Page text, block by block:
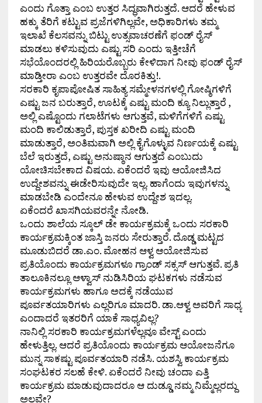
ಎಂದು ಗೊತ್ತಾ ಎಂಬ ಉತ್ತರ ಸಿದ್ಧವಾಗಿರುತ್ತದೆ. ಆದರೆ ಹೇಳುವ
ಹಕ್ಕು ತೆರಿಗೆ ಕಟ್ಟುವ ಪ್ರಜೆಗಳಿಗಿಲ್ಲವೇ, ಅಧಿಕಾರಿಗಳು ತಮ್ಮ
ಇಲಾಖೆ ಕೆಲಸವನ್ನು ಬಿಟ್ಟು ಉತ್ಸವಾಚರಣೆಗೆ ಫಂಡ್ ರೈಸ್
ಮಾಡಲು ಕಳಿಸುವುದು ಎಷ್ಟು ಸರಿ ಎಂದು ಇತ್ತೀಚೆಗೆ
ಸಭೆಯೊಂದರಲ್ಲಿ ಹಿರಿಯರೊಬ್ಬರು ಕೇಳಿದಾಗ ನೀವು ಫಂಡ್ ರೈಸ್
ಮಾಡ್ತೀರಾ ಎಂಬ ಉತ್ತರವೇ ದೊರಕಿತ್ತು!.
ಸರಕಾರಿ ಕೃಪಾಪೋಷಿತ ಸಾಹಿತ್ಯ ಸಮ್ಮೇಳನಗಳಲ್ಲಿ ಗೋಷ್ಠಿಗಳಿಗೆ
ಎಷ್ಟು ಜನ ಬರುತ್ತಾರೆ, ಊಟಕ್ಕೆ ಎಷ್ಟು ಮಂದಿ ಕ್ಯೂ ನಿಲ್ಲುತ್ತಾರೆ ,
ಅಲ್ಲಿ ಎಷ್ಟೊಂದು ಗಲಾಟೆಗಳು ಆಗುತ್ತವೆ, ಮಳಿಗೆಗಳಿಗೆ ಎಷ್ಟು
ಮಂದಿ ಕಾಲಿಡುತ್ತಾರೆ, ಪುಸ್ತಕ ಖರೀದಿ ಎಷ್ಟು ಮಂದಿ
ಮಾಡುತ್ತಾರೆ, ಅಂತಿಮವಾಗಿ ಅಲ್ಲಿ ಕೈಗೊಳ್ಳುವ ನಿರ್ಣಯಕ್ಕೆ ಎಷ್ಟು
ಬೆಲೆ ಇರುತ್ತದೆ, ಎಷ್ಟು ಅನುಷ್ಠಾನ ಆಗುತ್ತದೆ ಎಂಬುದು
ಯೋಚಿಸಬೇಕಾದ ವಿಷಯ. ಏಕೆಂದರೆ ಇವು ಆಯೋಜಿಸಿದ
ಉದ್ದೇಶವನ್ನು ಈಡೇರಿಸುವುದೇ ಇಲ್ಲ. ಹಾಗೆಂದು ಇವುಗಳನ್ನು
ಮಾಡಬೇಡಿ ಎಂದೇನೂ ಹೇಳುವ ಉದ್ದೇಶ ಇದಲ್ಲ.
ಏಕೆಂದರೆ ಖಾಸಗಿಯವರನ್ನೇ ನೋಡಿ.
ಒಂದು ಶಾಲೆಯ ಸ್ಕೂಲ್ ಡೇ ಕಾರ್ಯಕ್ರಮಕ್ಕೆ ಒಂದು ಸರಕಾರಿ
ಕಾರ್ಯಕ್ರಮಕ್ಕಿಂತ ಜಾಸ್ತಿ ಜನರು ಸೇರುತ್ತಾರೆ. ದೊಡ್ಡ ಮಟ್ಟದ
ಮೂಡುಬಿದರೆ ಡಾ.ಎಂ. ಮೋಹನ ಆಳ್ವ ಆಯೋಜಿಸುವ
ಪ್ರತಿಯೊಂದು ಕಾರ್ಯಕ್ರಮಗಳೂ ಗ್ರಾಂಡ್ ಸಕ್ಸಸ್ ಆಗುತ್ತವೆ. ಪ್ರತಿ
ತಾಲೂಕಿನಲ್ಲೂ ಆಳ್ವಾಸ್ ನುಡಿಸಿರಿಯ ಘಟಕಗಳು ನಡೆಸುವ
ಕಾರ್ಯಕ್ರಮಗಳು ಹಾಗೂ ಅದಕ್ಕೆ ನಡೆಯುವ
ಪೂರ್ವತಯಾರಿಗಳು ಎಲ್ಲರಿಗೂ ಮಾದರಿ. ಡಾ.ಆಳ್ವ ಅವರಿಗೆ ಸಾಧ್ಯ
ಎಂದಾದರೆ ಇತರರಿಗೆ ಯಾಕೆ ಸಾಧ್ಯವಿಲ್ಲ?
ನಾನಿಲ್ಲಿ ಸರಕಾರಿ ಕಾರ್ಯಕ್ರಮಗಳೆಲ್ಲವೂ ವೇಸ್ಟ್ ಎಂದು
ಹೇಳುತ್ತಿಲ್ಲ. ಆದರೆ ಪ್ರತಿಯೊಂದು ಕಾರ್ಯಕ್ರಮ ಆಯೋಜನೆಗೂ
ಮುನ್ನ ಸಾಕಷ್ಟು ಪೂರ್ವತಯಾರಿ ನಡೆಸಿ. ಯಶಸ್ವಿ ಕಾರ್ಯಕ್ರಮ
ಸಂಘಟಕರ ಸಲಹೆ ಕೇಳಿ. ಏಕೆಂದರೆ ನೀವು ಚಂದಾ ಎತ್ತಿ
ಕಾರ್ಯಕ್ರಮ ಮಾಡುವುದಾದರೂ ಆ ದುಡ್ಡೂ ನಮ್ಮ ನಿಮ್ಮೆಲ್ಲರದ್ದು
ಅಲ್ಲವೇ?